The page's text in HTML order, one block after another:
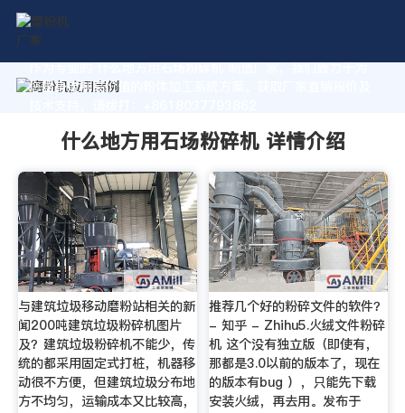
作为专业的 什么地方用石场粉碎机 制造厂家，我们致力于为
您量身定制高价值的粉体加工系统方案。获取厂家直销报价及
什么地方用石场粉碎机 详情介绍
与建筑垃圾移动磨粉站相关的新
闻200吨建筑垃圾粉碎机图片
及？建筑垃圾粉碎机不能少，传
统的都采用固定式打桩，机器移
动很不方便，但建筑垃圾分布地
方不均匀，运输成本又比较高，
推荐几个好的粉碎文件的软件？
- 知乎 - Zhihu5.火绒文件粉碎
机 这个没有独立版（即使有，
那都是3.0以前的版本了，现在
的版本有bug ），只能先下载
安装火绒，再去用。发布于